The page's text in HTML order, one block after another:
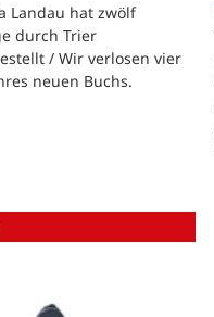
Landau hat zwölf
durch Trier
/ Wir verlosen vier
neuen Buchs.